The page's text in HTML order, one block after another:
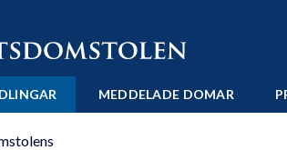
MEDDELADE DOMAR